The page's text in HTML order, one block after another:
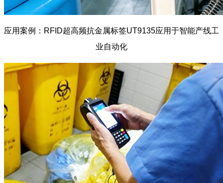
应用案例：RFID超高频抗金属标签UT9135应用于智能产线工
业自动化